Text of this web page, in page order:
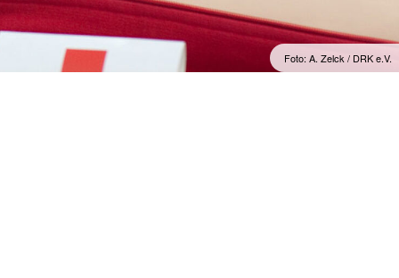
Foto: A. Zelck / DRK e.V.